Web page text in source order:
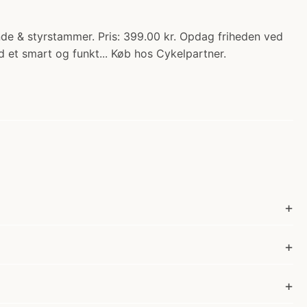
& styrstammer. Pris: 399.00 kr. Opdag friheden ved
smart og funkt... Køb hos Cykelpartner.